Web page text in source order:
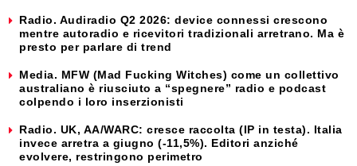
Radio. Audiradio Q2 2026: device connessi crescono
mentre autoradio e ricevitori tradizionali arretrano. Ma è
presto per parlare di trend
Media. MFW (Mad Fucking Witches) come un collettivo
australiano è riusciuto a “spegnere” radio e podcast
colpendo i loro inserzionisti
Radio. UK, AA/WARC: cresce raccolta (IP in testa). Italia
invece arretra a giugno (-11,5%). Editori anziché
evolvere, restringono perimetro